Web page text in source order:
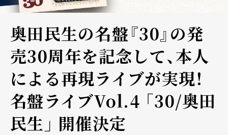
奥田民生の名盤『30』の発
売30周年を記念して、本人
による再現ライブが実現！
名盤ライブVol.4 「30/奥田
民生」 開催決定